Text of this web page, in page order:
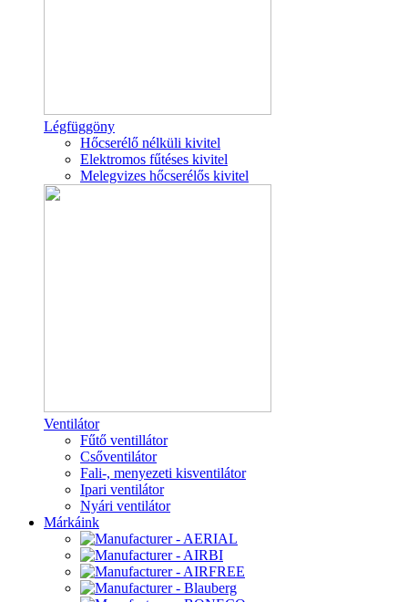
Légfüggöny
Hőcserélő nélküli kivitel
Elektromos fűtéses kivitel
Melegvizes hőcserélős kivitel
Ventilátor
Fűtő ventillátor
Csőventilátor
Fali-, menyezeti kisventilátor
Ipari ventilátor
Nyári ventilátor
Márkáink